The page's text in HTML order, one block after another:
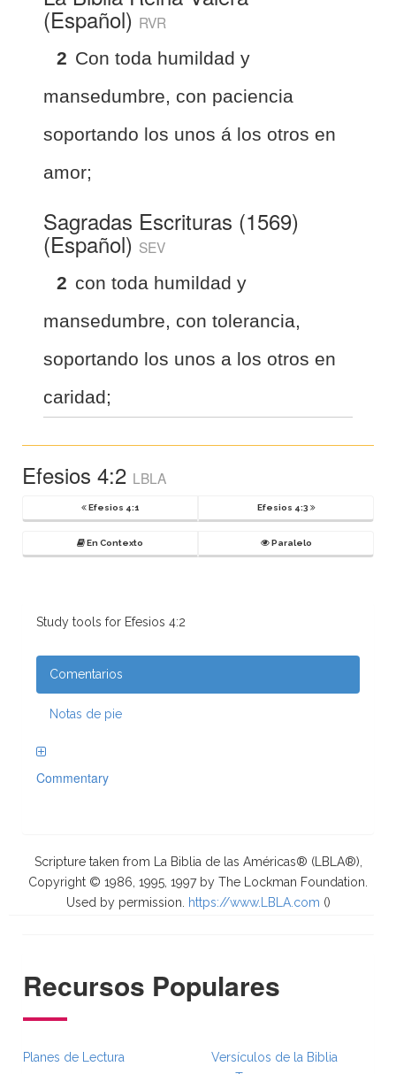
(Español) RVR
2 Con toda humildad y
mansedumbre, con paciencia
soportando los unos á los otros en
amor;
Sagradas Escrituras (1569)
(Español) SEV
2 con toda humildad y
mansedumbre, con tolerancia,
soportando los unos a los otros en
caridad;
Efesios 4:2 LBLA
Efesios 4:1 Efesios 4:3
En Contexto Paralelo
Study tools for Efesios 4:2
Comentarios
Notas de pie
Commentary
Scripture taken from La Biblia de las Américas® (LBLA®),
Copyright © 1986, 1995, 1997 by The Lockman Foundation.
Used by permission.
https://www.LBLA.com ()
Recursos Populares
Planes de Lectura
Versículos de la Biblia